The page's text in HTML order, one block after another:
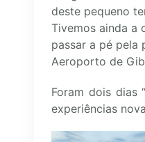
deste pequeno
Tivemos ainda a
passar a pé pela
Aeroporto de
Foram dois dias
experiências